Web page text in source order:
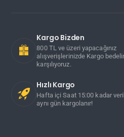
Kargo Bizden
800 TL ve üzeri yapacağınız
alışverişlerinizde Kargo
karşılıyoruz.
Hızlı Kargo
Hafta içi Saat 15:00 kadar
aynı gün kargolanır!